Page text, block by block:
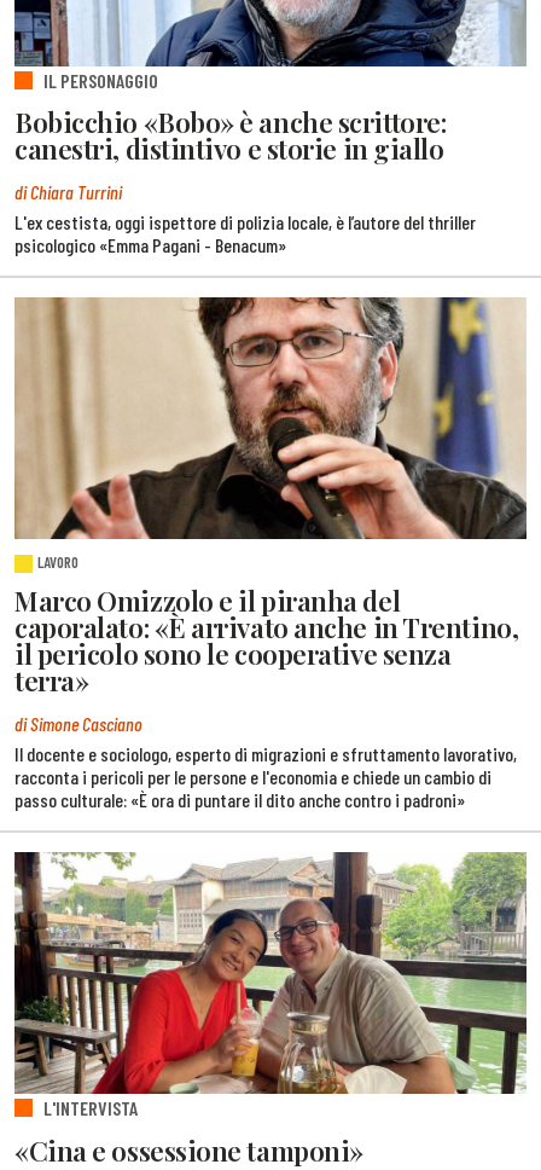
IL PERSONAGGIO
Bobicchio «Bobo» è anche scrittore:
canestri, distintivo e storie in giallo
di Chiara Turrini
L'ex cestista, oggi ispettore di polizia locale, è l’autore del thriller
psicologico «Emma Pagani - Benacum»
LAVORO
Marco Omizzolo e il piranha del
caporalato: «È arrivato anche in Trentino,
il pericolo sono le cooperative senza
terra»
di Simone Casciano
Il docente e sociologo, esperto di migrazioni e sfruttamento lavorativo,
racconta i pericoli per le persone e l'economia e chiede un cambio di
passo culturale: «È ora di puntare il dito anche contro i padroni»
L'INTERVISTA
«Cina e ossessione tamponi»